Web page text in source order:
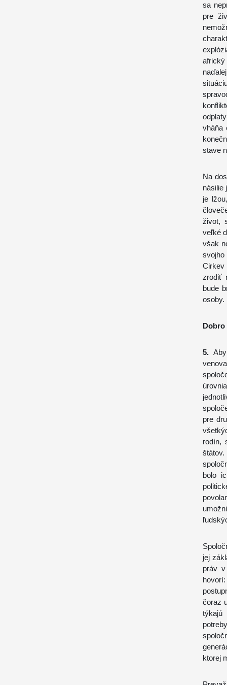
sa
pre
vháňa
stave
Na
násilie
je
život,
veľké
však
Cirkev
zrodiť
bude
osoby.
Dobro
5.
pre
rodín,
bolo
jej
práv v
čoraz
týkajú
ktorej